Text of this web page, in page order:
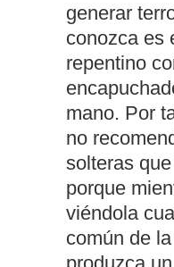
generar
conozca es
repentino
mano. Por
no
solteras
porque
viéndola
común de